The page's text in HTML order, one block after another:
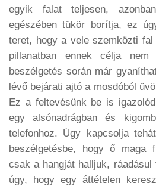
egyik falat teljesen,
egészében tükör borítja, ez
teret, hogy a vele szemközti
pillanatban ennek célja
beszélgetés során már
lévő bejárati ajtó a mosdóból
Ez a feltevésünk be is
egy alsónadrágban és
telefonhoz. Úgy kapcsolja
beszélgetésbe, hogy ő maga
csak a hangját halljuk,
úgy, hogy egy áttételen